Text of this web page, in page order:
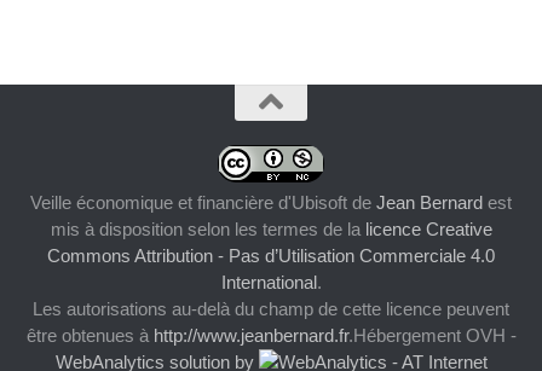
Veille économique et financière d'Ubisoft de Jean Bernard est
mis à disposition selon les termes de la licence Creative
Commons Attribution - Pas d’Utilisation Commerciale 4.0
International.
Les autorisations au-delà du champ de cette licence peuvent
être obtenues à http://www.jeanbernard.fr.Hébergement OVH -
WebAnalytics solution by